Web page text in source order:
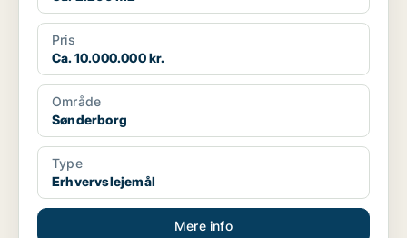
Pris
Ca. 10.000.000 kr.
Område
Sønderborg
Type
Erhvervslejemål
Mere info